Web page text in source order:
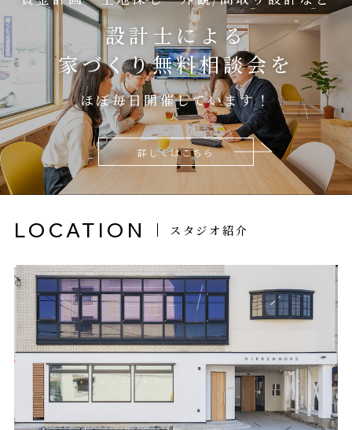
設計士による
家づくり無料相談会を
ほぼ毎日開催しています！
詳しくはこちら
LOCATION スタジオ紹介